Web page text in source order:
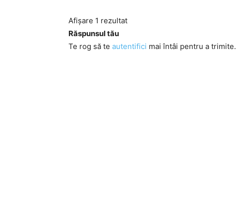
Afișare 1 rezultat
Răspunsul tău
Te rog să te autentifici mai întâi pentru a trimite.